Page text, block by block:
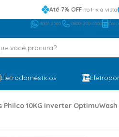
Até 7% OFFno Pix à vista
4007-2565 0800-200-6550
você procura?
Eletrodomésticos
10KG Inverter OptimuWash